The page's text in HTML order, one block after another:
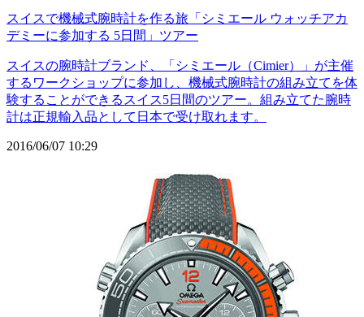
スイスで機械式腕時計を作る旅「シミエール ウォッチアカ
デミーに参加する 5日間」ツアー
スイスの腕時計ブランド、「シミエール（Cimier）」が主催
するワークショップに参加し、機械式腕時計の組み立てを体
験することができるスイス5日間のツアー。組み立てた腕時
計は正規輸入品として日本で受け取れます。
2016/06/07 10:29